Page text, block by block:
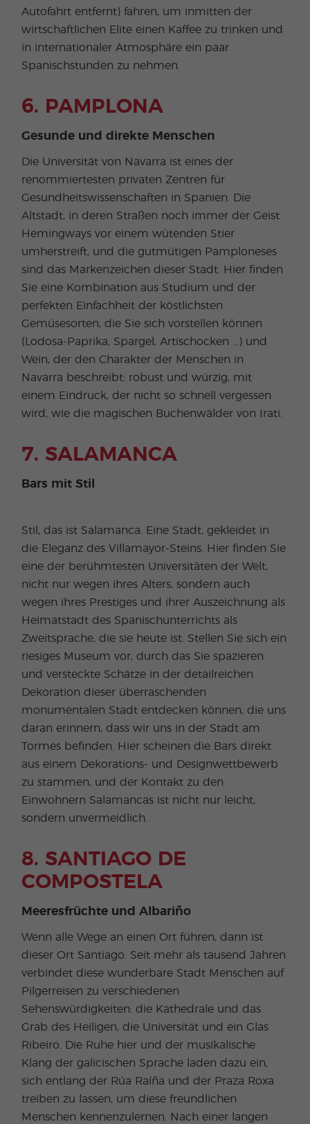
Autofahrt entfernt) fahren, um inmitten der
wirtschaftlichen Elite einen Kaffee zu trinken und
in internationaler Atmosphäre ein paar
Spanischstunden zu nehmen.
6. PAMPLONA
Gesunde und direkte Menschen
Die Universität von Navarra ist eines der
renommiertesten privaten Zentren für
Gesundheitswissenschaften in Spanien. Die
Altstadt, in deren Straßen noch immer der Geist
Hemingways vor einem wütenden Stier
umherstreift, und die gutmütigen Pamploneses
sind das Markenzeichen dieser Stadt. Hier finden
Sie eine Kombination aus Studium und der
perfekten Einfachheit der köstlichsten
Gemüsesorten, die Sie sich vorstellen können
(Lodosa-Paprika, Spargel, Artischocken ...) und
Wein, der den Charakter der Menschen in
Navarra beschreibt: robust und würzig, mit
einem Eindruck, der nicht so schnell vergessen
wird, wie die magischen Buchenwälder von Irati.
7. SALAMANCA
Bars mit Stil
Stil, das ist Salamanca. Eine Stadt, gekleidet in
die Eleganz des Villamayor-Steins. Hier finden Sie
eine der berühmtesten Universitäten der Welt,
nicht nur wegen ihres Alters, sondern auch
wegen ihres Prestiges und ihrer Auszeichnung als
Heimatstadt des Spanischunterrichts als
Zweitsprache, die sie heute ist. Stellen Sie sich ein
riesiges Museum vor, durch das Sie spazieren
und versteckte Schätze in der detailreichen
Dekoration dieser überraschenden
monumentalen Stadt entdecken können, die uns
daran erinnern, dass wir uns in der Stadt am
Tormes befinden. Hier scheinen die Bars direkt
aus einem Dekorations- und Designwettbewerb
zu stammen, und der Kontakt zu den
Einwohnern Salamancas ist nicht nur leicht,
sondern unvermeidlich.
8. SANTIAGO DE
COMPOSTELA
Meeresfrüchte und Albariño
Wenn alle Wege an einen Ort führen, dann ist
dieser Ort Santiago. Seit mehr als tausend Jahren
verbindet diese wunderbare Stadt Menschen auf
Pilgerreisen zu verschiedenen
Sehenswürdigkeiten: die Kathedrale und das
Grab des Heiligen, die Universität und ein Glas
Ribeiro. Die Ruhe hier und der musikalische
Klang der galicischen Sprache laden dazu ein,
sich entlang der Rúa Raíña und der Praza Roxa
treiben zu lassen, um diese freundlichen
Menschen kennenzulernen. Nach einer langen